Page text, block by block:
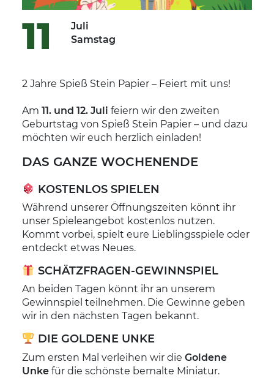
11
Juli
Samstag
2 Jahre Spieß Stein Papier – Feiert mit uns!
Am 11. und 12. Juli feiern wir den zweiten
Geburtstag von Spieß Stein Papier – und dazu
möchten wir euch herzlich einladen!
DAS GANZE WOCHENENDE
KOSTENLOS SPIELEN
Während unserer Öffnungszeiten könnt ihr
unser Spieleangebot kostenlos nutzen.
Kommt vorbei, spielt eure Lieblingsspiele oder
entdeckt etwas Neues.
SCHÄTZFRAGEN-GEWINNSPIEL
An beiden Tagen könnt ihr an unserem
Gewinnspiel teilnehmen. Die Gewinne geben
wir in den nächsten Tagen bekannt.
DIE GOLDENE UNKE
Zum ersten Mal verleihen wir die Goldene
Unke für die schönste bemalte Miniatur.